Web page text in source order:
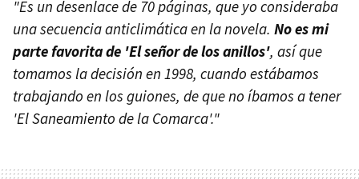
"Es un desenlace de 70 páginas, que yo consideraba
una secuencia anticlimática en la novela. No es mi
parte favorita de 'El señor de los anillos', así que
tomamos la decisión en 1998, cuando estábamos
trabajando en los guiones, de que no íbamos a tener
'El Saneamiento de la Comarca'."